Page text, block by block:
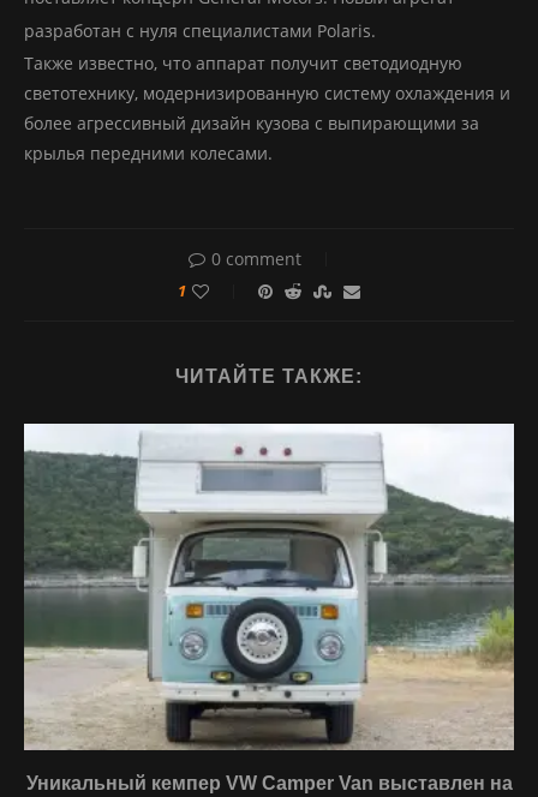
разработан с нуля специалистами Polaris.
Также известно, что аппарат получит светодиодную
светотехнику, модернизированную систему охлаждения и
более агрессивный дизайн кузова с выпирающими за
крылья передними колесами.
0 comment
1
ЧИТАЙТЕ ТАКЖЕ:
Уникальный кемпер VW Camper Van выставлен на